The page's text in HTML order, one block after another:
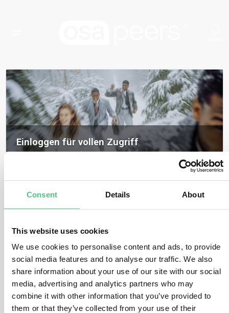
Consent Details About
This website uses cookies
We use cookies to personalise content and ads, to provide
social media features and to analyse our traffic. We also
share information about your use of our site with our social
media, advertising and analytics partners who may
combine it with other information that you’ve provided to
them or that they’ve collected from your use of their
Einloggen für vollen Zugriff
Anmelden
Registrieren